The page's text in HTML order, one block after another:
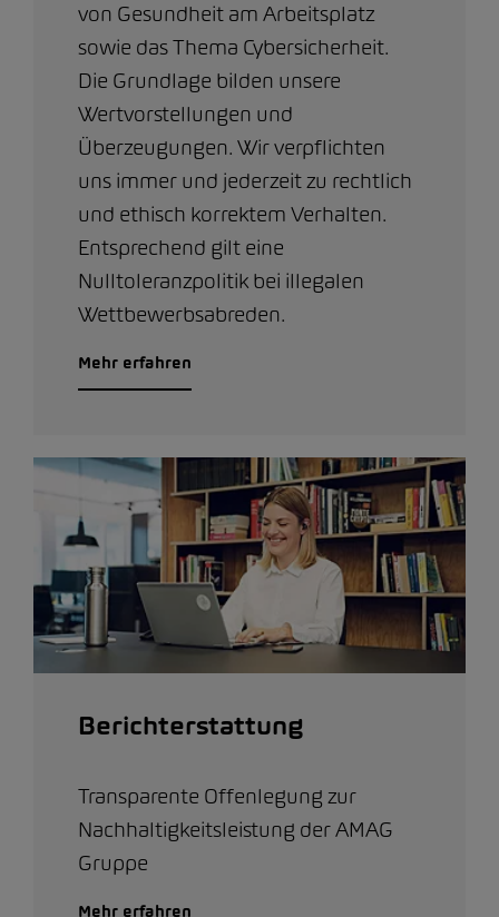
von Gesundheit am Arbeitsplatz
sowie das Thema Cybersicherheit.
Die Grundlage bilden unsere
Wertvorstellungen und
Überzeugungen. Wir verpflichten
uns immer und jederzeit zu rechtlich
und ethisch korrektem Verhalten.
Entsprechend gilt eine
Nulltoleranzpolitik bei illegalen
Wettbewerbsabreden.
Mehr erfahren
Berichterstattung
Transparente Offenlegung zur
Nachhaltigkeitsleistung der AMAG
Gruppe
Mehr erfahren